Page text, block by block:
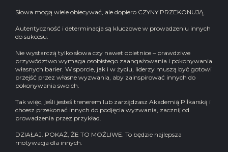
Słowa mogą wiele obiecywać, ale dopiero CZYNY PRZEKONUJĄ.
Autentyczność i determinacja są kluczowe w prowadzeniu innych
do sukcesu.
Nie wystarczą tylko słowa czy nawet obietnice – prawdziwe
przywództwo wymaga osobistego zaangażowania i pokonywania
własnych barier. W sporcie, jak i w życiu, liderzy muszą być gotowi
przejść przez własne wyzwania, aby zainspirować innych do
pokonywania swoich.
Tak więc, jeśli jesteś trenerem lub zarządzasz Akademią Piłkarską i
chcesz przekonać innych do podjęcia wyzwania, zacznij od
prowadzenia przez przykład.
DZIAŁAJ. POKAŻ, ŻE TO MOŻLIWE. To będzie najlepsza
motywacja dla innych.